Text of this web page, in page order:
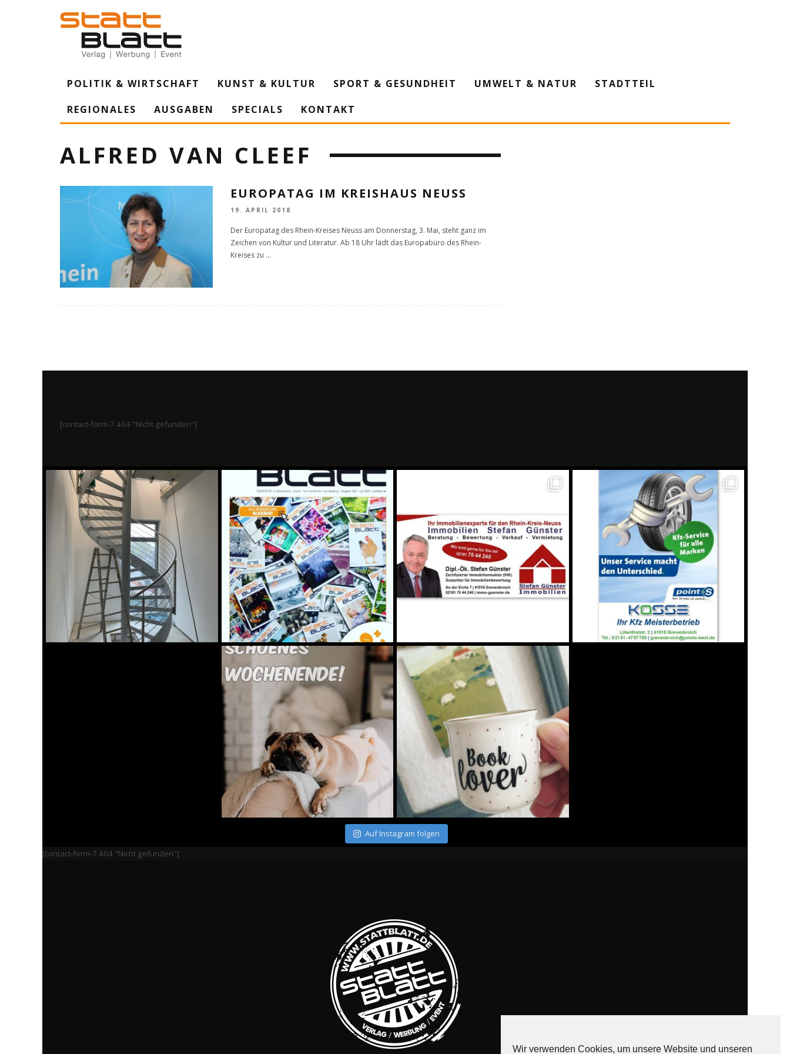
POLITIK & WIRTSCHAFT KUNST & KULTUR SPORT & GESUNDHEIT UMWELT & NATUR
STADTTEIL
REGIONALES
AUSGABEN SPECIALS KONTAKT
ALFRED VAN CLEEF
EUROPATAG IM KREISHAUS NEUSS
19. APRIL 2018
Der Europatag des Rhein-Kreises Neuss am Donnerstag, 3. Mai, steht ganz im
Zeichen von Kultur und Literatur. Ab 18 Uhr lädt das Europabüro des Rhein-
Kreises zu ...
[contact-form-7 404 "Nicht gefunden"]
Auf Instagram folgen
[contact-form-7 404 "Nicht gefunden"]
Wir verwenden Cookies, um unsere Website und unseren